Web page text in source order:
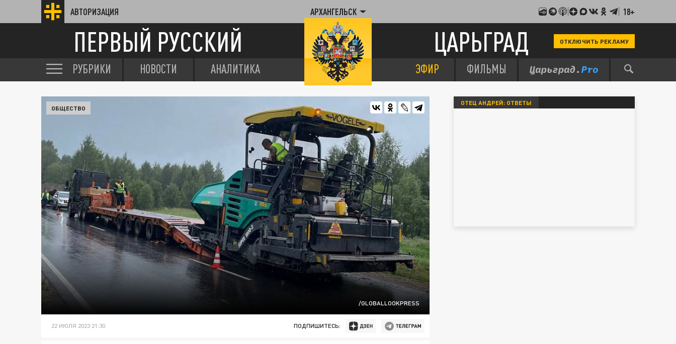
АВТОРИЗАЦИЯ АРХАНГЕЛЬСК 18+
ПЕРВЫЙ РУССКИЙ ЦАРЬГРАД ОТКЛЮЧИТЬ РЕКЛАМУ
РУБРИКИ НОВОСТИ АНАЛИТИКА ЭФИР ФИЛЬМЫ
/GLOBALLOOKPRESS
ОБЩЕСТВО
22 ИЮЛЯ 2023 21:30 ПОДПИШИТЕСЬ:
ОТЕЦ АНДРЕЙ: ОТВЕТЫ